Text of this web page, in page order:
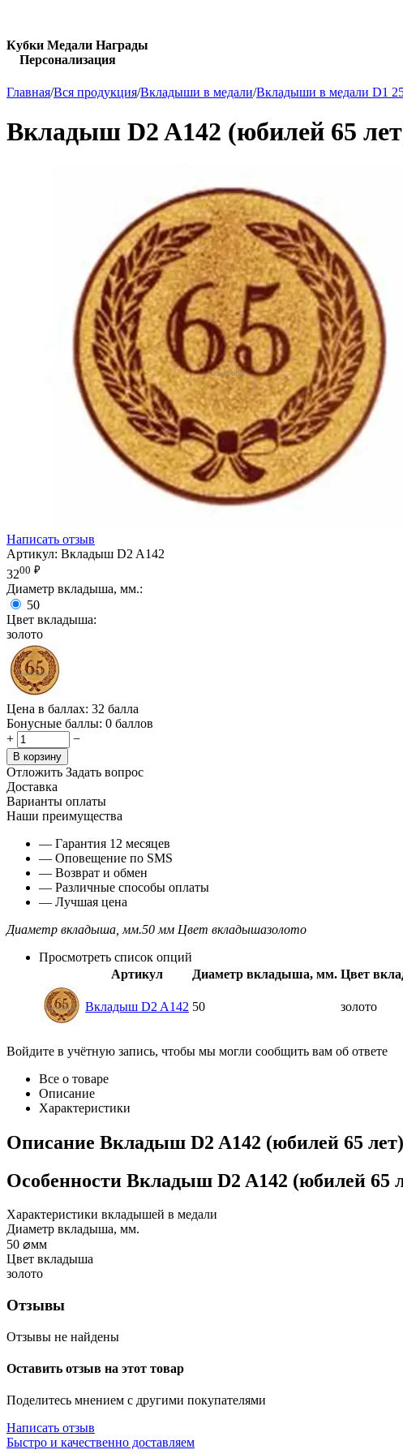
Кубки Медали Награды
Персонализация
Главная/Вся продукция/Вкладыши в медали/Вкладыши в медали D1
Вкладыш D2 A142 (юбилей 65
Написать отзыв
Артикул: Вкладыш D2 A142
3200 ₽
Диаметр вкладыша, мм.:
50
Цвет вкладыша:
золото
Цена в баллах: 32 балла
Бонусные баллы: 0 баллов
+
−
В корзину
Отложить Задать вопрос
Доставка
Варианты оплаты
Наши преимущества
— Гарантия 12 месяцев
— Оповещение по SMS
— Возврат и обмен
— Различные способы оплаты
— Лучшая цена
Диаметр вкладыша, мм.50 мм Цвет вкладышазолото
Просмотреть список опций
Артикул
Диаметр вкладыша, мм. Цвет
Вкладыш D2 A142 50 золото
Войдите в учётную запись, чтобы мы могли сообщить вам об ответе
Все о товаре
Описание
Характеристики
Описание Вкладыш D2 A142 (юбилей 65 лет)
Особенности Вкладыш D2 A142 (юбилей 65
Характеристики вкладышей в медали
Диаметр вкладыша, мм.
50 ⌀мм
Цвет вкладыша
золото
Отзывы
Отзывы не найдены
Оставить отзыв на этот товар
Поделитесь мнением с другими покупателями
Написать отзыв
Быстро и качественно доставляем